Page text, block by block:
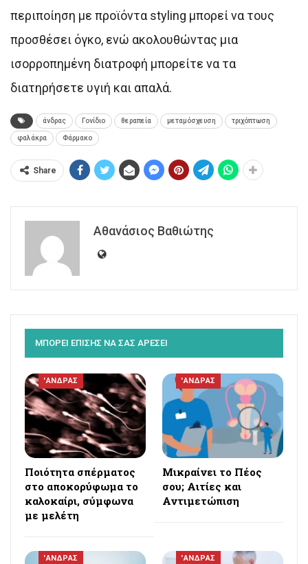
περιποίηση με προϊόντα styling μπορεί να τους
προσθέσει όγκο, ενώ ακολουθώντας μια
ισορροπημένη διατροφή μπορείτε να τα
διατηρήσετε υγιή και απαλά.
άνδρας Γονίδιο θεραπεία μεταμόσχευση τριχόπτωση
φαλάκρα Φάρμακο
Share
Αθανάσιος Βαθιώτης
ΜΠΟΡΕΙ ΕΠΙΣΗΣ ΝΑ ΣΑΣ ΑΡΕΣΕΙ
'ΑΝΔΡΑΣ
Ποιότητα σπέρματος
στο αποκορύφωμα το
καλοκαίρι, σύμφωνα
με μελέτη
'ΑΝΔΡΑΣ
Μικραίνει το Πέος
σου; Αιτίες και
Αντιμετώπιση
'ΑΝΔΡΑΣ 'ΑΝΔΡΑΣ